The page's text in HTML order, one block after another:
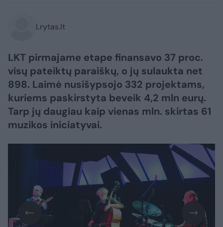
Lrytas.lt
LKT pirmajame etape finansavo 37 proc.
visų pateiktų paraiškų, o jų sulaukta net
898. Laimė nusišypsojo 332 projektams,
kuriems paskirstyta beveik 4,2 mln eurų.
Tarp jų daugiau kaip vienas mln. skirtas 61
muzikos iniciatyvai.